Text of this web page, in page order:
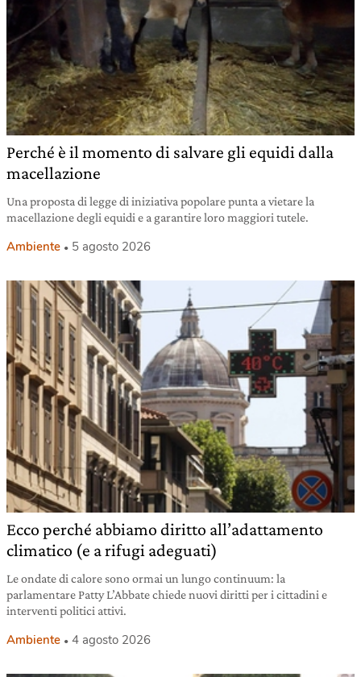
Perché è il momento di salvare gli equidi dalla
macellazione
Una proposta di legge di iniziativa popolare punta a vietare la
macellazione degli equidi e a garantire loro maggiori tutele.
Ambiente 5 agosto 2026
Ecco perché abbiamo diritto all’adattamento
climatico (e a rifugi adeguati)
Le ondate di calore sono ormai un lungo continuum: la
parlamentare Patty L’Abbate chiede nuovi diritti per i cittadini e
interventi politici attivi.
Ambiente 4 agosto 2026